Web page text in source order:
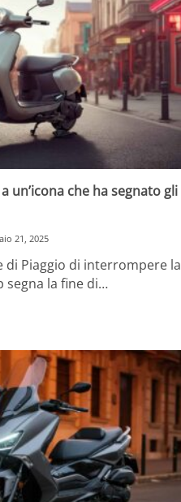
un’icona che ha segnato gli
21, 2025
di Piaggio di interrompere la
segna la fine di…